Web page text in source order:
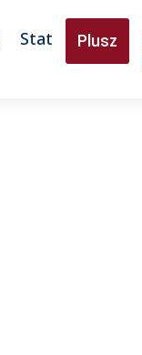
Stat Plusz